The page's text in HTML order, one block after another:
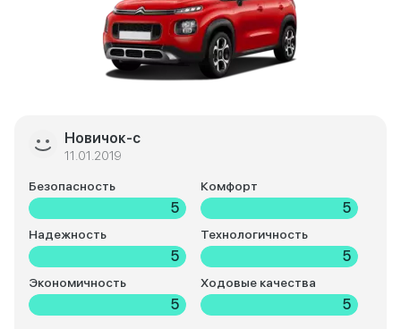
Новичок-с
11.01.2019
Безопасность
5
Комфорт
5
Надежность
5
Технологичность
5
Экономичность
5
Ходовые качества
5